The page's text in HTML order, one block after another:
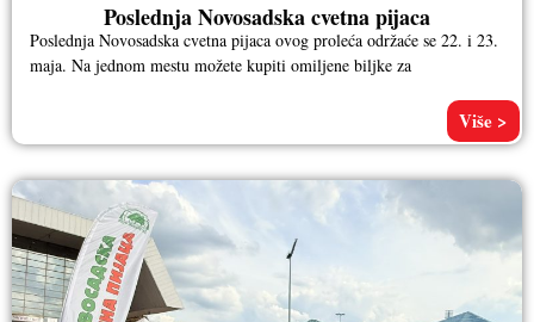
Poslednja Novosadska cvetna pijaca
Poslednja Novosadska cvetna pijaca ovog proleća održaće se 22. i 23.
maja. Na jednom mestu možete kupiti omiljene biljke za
Više >